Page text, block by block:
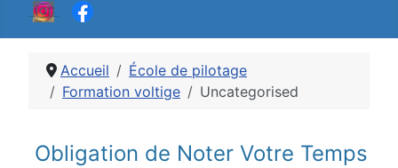
Accueil
École de pilotage
Formation voltige
Uncategorised
Obligation de Noter Votre Temps